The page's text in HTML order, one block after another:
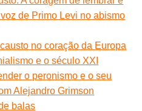
de Primo Levi no abismo
no coração da Europa
e o século XXI
o peronismo e o seu
Alejandro Grimson
balas